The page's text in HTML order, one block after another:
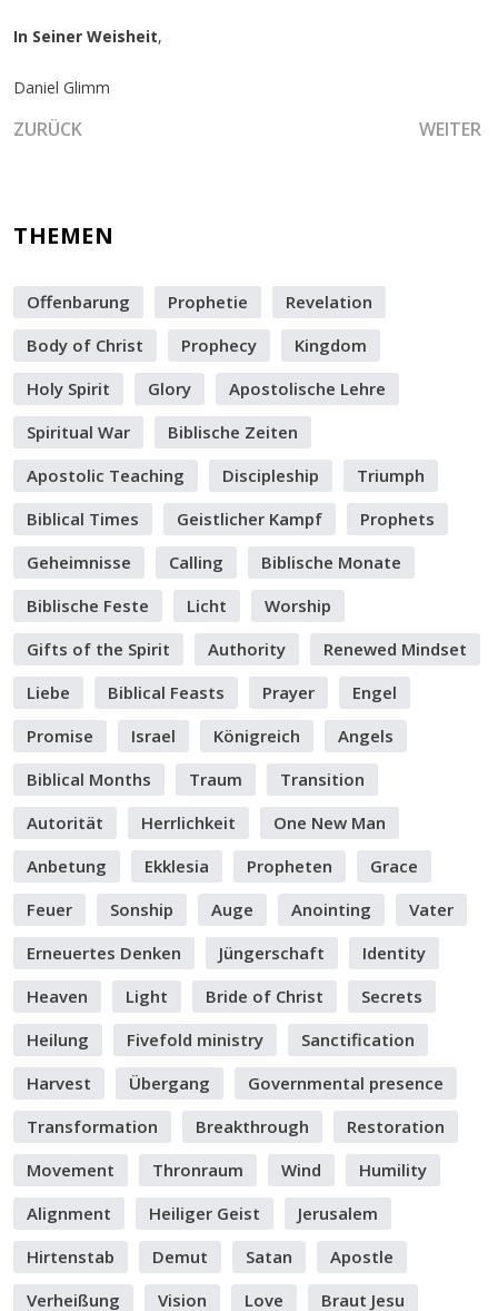
In Seiner Weisheit,
Daniel Glimm
VORHERIGER BEITRAG: DIE GRÖSSERE HERRLICHKEIT UND
ZURÜCK WEITER
THEMEN
Offenbarung Prophetie
Revelation
Body of Christ
Prophecy
Kingdom
Holy Spirit
Glory
Apostolische Lehre
Spiritual War
Biblische Zeiten
Apostolic Teaching
Discipleship
Triumph
Biblical Times
Geistlicher Kampf
Prophets
Geheimnisse
Calling
Biblische Monate
Biblische Feste
Licht
Worship
Gifts of the Spirit
Authority
Renewed Mindset
Liebe
Biblical Feasts Prayer
Engel
Promise
Israel Königreich
Angels
Biblical Months
Traum
Transition
Autorität
Herrlichkeit
One New Man
Anbetung
Ekklesia Propheten
Grace
Feuer
Sonship Auge Anointing
Vater
Erneuertes Denken
Jüngerschaft
Identity
Heaven
Light Bride of Christ
Secrets
Heilung
Fivefold ministry
Sanctification
Harvest
Übergang
Governmental presence
Transformation
Breakthrough
Restoration
Movement
Thronraum Wind
Humility
Alignment
Heiliger Geist
Jerusalem
Hirtenstab
Demut Satan
Apostle
Verheißung
Vision Love Braut Jesu